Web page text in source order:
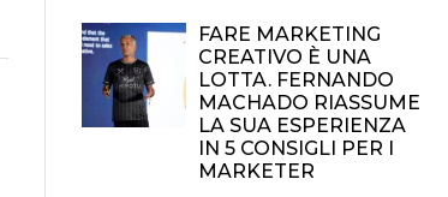
FARE MARKETING
CREATIVO È UNA
LOTTA. FERNANDO
MACHADO RIASSUME
LA SUA ESPERIENZA
IN 5 CONSIGLI PER I
MARKETER